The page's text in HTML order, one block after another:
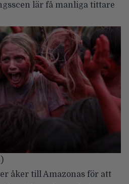
lär få manliga tittare
åker till Amazonas för att